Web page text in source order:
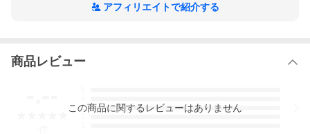
アフィリエイトで紹介する
商品レビュー
3
この商品に関するレビューはありません